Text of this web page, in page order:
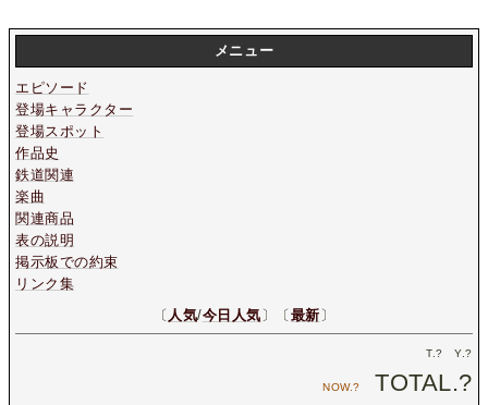
メニュー
エピソード
登場キャラクター
登場スポット
作品史
鉄道関連
楽曲
関連商品
表の説明
掲示板での約束
リンク集
〔 人気/今日人気〕〔最新〕
T.? Y.?
NOW.? TOTAL.?